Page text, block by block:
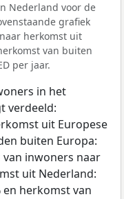
Nederland voor de
grafiek
herkomst uit
van buiten
per jaar.
in het
verdeeld:
uit Europese
buiten Europa:
van inwoners naar
uit Nederland:
en herkomst van